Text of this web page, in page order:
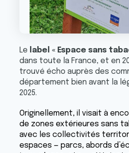
Le label « Espace sans
dans toute la France, et en
trouvé écho auprès des
département bien avant la
2025.
Originellement, il visait à
de zones extérieures sans
avec les collectivités
espaces — parcs, abords